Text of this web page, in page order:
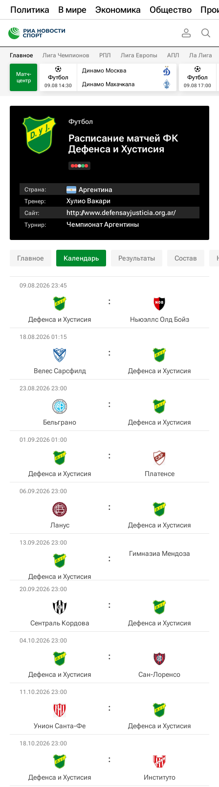
Политика В мире Экономика Общество
Главное Лига Чемпионов РПЛ Лига Европы АПЛ Ла Лига
Матч-
центр
Футбол
09.08 14:30
Динамо Москва
Динамо Махачкала
Футбол
09.08 17:00
Футбол
Расписание матчей ФК
Дефенса и Хустисия
Страна: Аргентина
Тренер: Хулио Вакари
Сайт: http://www.defensayjusticia.org.ar/
Турнир: Чемпионат Аргентины
Главное Календарь Результаты Состав
09.08.2026 23:45
Дефенса и Хустисия Ньюэллс Олд Бойз
18.08.2026 01:15
Велес Сарсфилд Дефенса и Хустисия
23.08.2026 23:00
Бельграно Дефенса и Хустисия
01.09.2026 01:00
Дефенса и Хустисия Платенсе
06.09.2026 23:00
Ланус Дефенса и Хустисия
13.09.2026 23:00
Дефенса и Хустисия
Гимназиа Мендоза
20.09.2026 23:00
Сентраль Кордова Дефенса и Хустисия
04.10.2026 23:00
Дефенса и Хустисия Сан-Лоренсо
11.10.2026 23:00
Унион Санта-Фе Дефенса и Хустисия
18.10.2026 23:00
Дефенса и Хустисия Институто